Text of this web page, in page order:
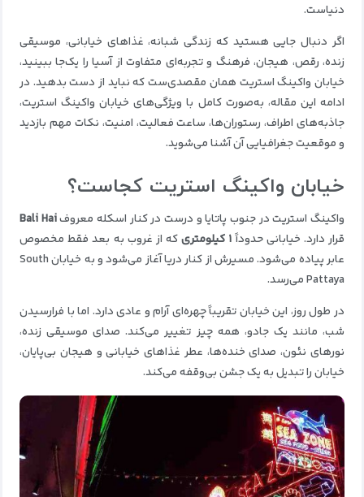
دنیاست.
اگر دنبال جایی هستید که زندگی شبانه، غذاهای خیابانی، موسیقی
زنده، رقص، هیجان، فرهنگ و تجربه‌ای متفاوت از آسیا را یک‌جا ببینید،
خیابان واکینگ استریت همان مقصدی‌ست که نباید از دست بدهید. در
ادامه این مقاله، به‌صورت کامل با ویژگی‌های خیابان واکینگ استریت،
جاذبه‌های اطراف، رستوران‌ها، ساعت فعالیت، امنیت، نکات مهم بازدید
و موقعیت جغرافیایی آن آشنا می‌شوید.
خیابان واکینگ استریت کجاست؟
واکینگ استریت در جنوب پاتایا و درست در کنار اسکله معروفBali Hai
قرار دارد. خیابانی حدوداً۱ کیلومتری
که از غروب به بعد فقط مخصوص
عابر پیاده می‌شود. مسیرش از کنار دریا آغاز می‌شود و به خیابان South
Pattaya می‌رسد.
در طول روز، این خیابان تقریباً چهره‌ای آرام و عادی دارد. اما با فرارسیدن
شب، مانند یک جادو، همه چیز تغییر می‌کند. صدای موسیقی زنده،
نورهای نئون، صدای خنده‌ها، عطر غذاهای خیابانی و هیجان بی‌پایان،
خیابان را تبدیل به یک جشن بی‌وقفه می‌کند.